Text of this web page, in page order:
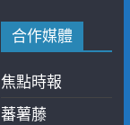
合作媒體
焦點時報
蕃薯藤